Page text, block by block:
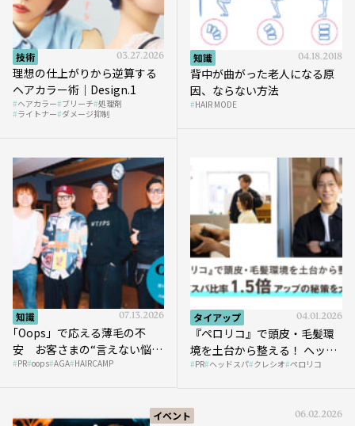
技術 03.27.2026
理想の仕上がりから逆算する
ヘアカラー術｜Design.1
ヘアカラー ブリーチ 処理剤
ライトナー ダメージ抑制
知識 04.18.2018
背中が曲がった老人になる原
因、ならない方法
HAIR MODE
知識 07.13.2026
｢Oops」で応える薄毛の不
安 お客さまの“言えない悩
み”にどう向き合う？ ＃01
PR oops AGA HAIRCAMP
タイアップ 04.01.2026
『ペロリコ』で頭皮・毛髪環
境を土台から整える！ ヘッド
スパ比率1.5倍アップの秘策を
PR ヘッドスパ クレシオ ペロリコ
イベント 06.02.2026